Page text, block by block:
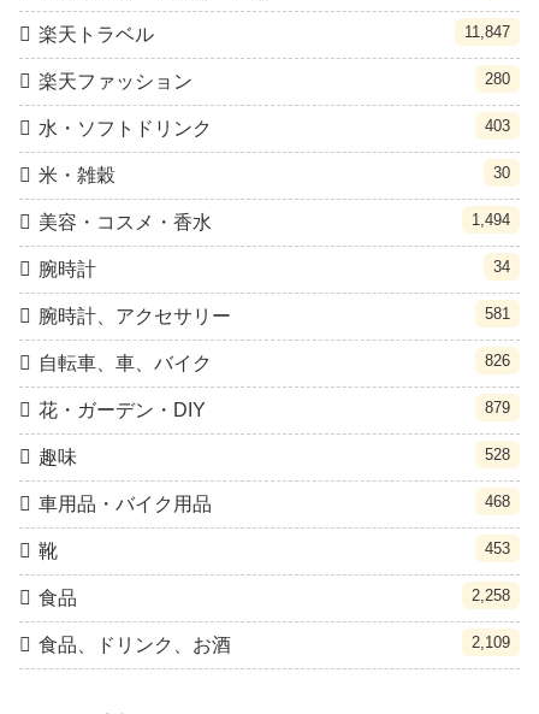
楽天トラベル 11,847
楽天ファッション 280
水・ソフトドリンク 403
米・雑穀 30
美容・コスメ・香水 1,494
腕時計 34
腕時計、アクセサリー 581
自転車、車、バイク 826
花・ガーデン・DIY 879
趣味 528
車用品・バイク用品 468
靴 453
食品 2,258
食品、ドリンク、お酒 2,109